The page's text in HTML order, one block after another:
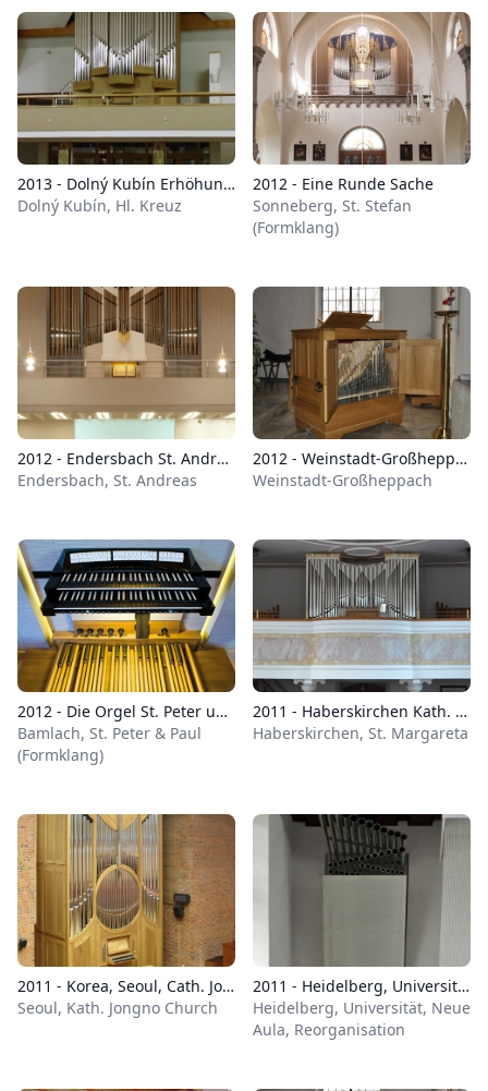
2013 - Dolný Kubín Erhöhung des Heiligen Kreuzes
Dolný Kubín, Hl. Kreuz
2012 - Eine Runde Sache
Sonneberg, St. Stefan
(Formklang)
2012 - Endersbach St. Andreas
Endersbach, St. Andreas
2012 - Weinstadt-Großheppach, St. Stefan
Weinstadt-Großheppach
2012 - Die Orgel St. Peter und Paul Bamlach
Bamlach, St. Peter & Paul
(Formklang)
2011 - Haberskirchen Kath. Pfarrkirche St. Margareta
Haberskirchen, St. Margareta
2011 - Korea, Seoul, Cath. Jongno-church 2/20
Seoul, Kath. Jongno Church
2011 - Heidelberg, Universität, Neue Aula, Reorganisation
Heidelberg, Universität, Neue
Aula, Reorganisation